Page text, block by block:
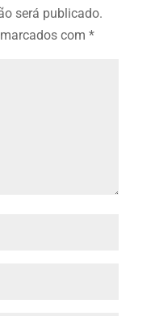
será publicado.
com*